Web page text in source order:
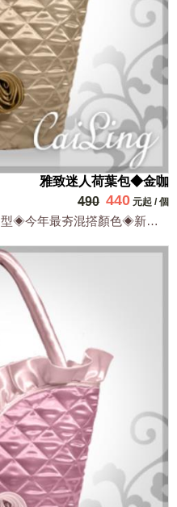
雅致迷人荷葉包◆金咖
490 440 元起 /個
◈最甜美荷葉包造型◈今年最夯混撘顏色◈新款日韓同步流行◈設計出眾網路獨家